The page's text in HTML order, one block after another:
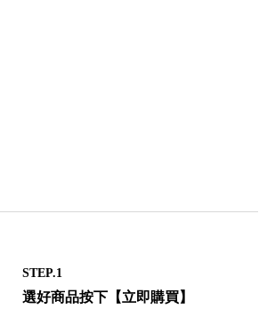
STEP.1
選好商品按下【立即購買】